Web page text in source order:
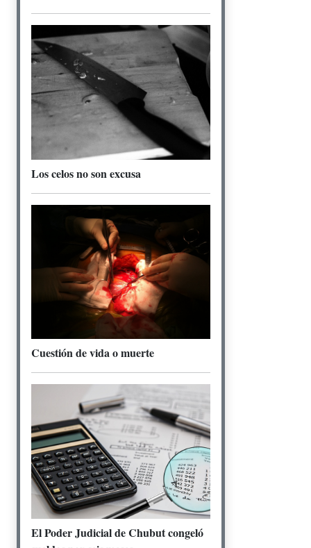
Los celos no son excusa
Cuestión de vida o muerte
El Poder Judicial de Chubut congeló